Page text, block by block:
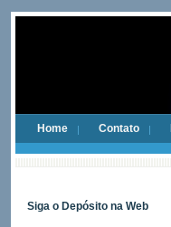
Home Contato
Siga o Depósito na Web